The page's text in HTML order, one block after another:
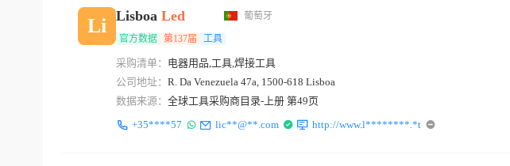
Li Lisboa Led 葡萄牙
官方数据 第137届 工具
采购清单： 电器用品,工具,焊接工具
公司地址： R. Da Venezuela 47a, 1500-618 Lisboa
数据来源： 全球工具采购商目录-上册 第49页
+35****57
lic**@**.com http://www.l********.*t